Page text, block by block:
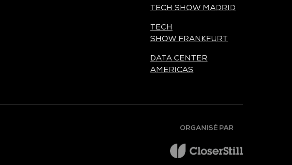
TECH SHOW MADRID
TECH
SHOW FRANKFURT
DATA CENTER
AMERICAS
ORGANISÉ PAR